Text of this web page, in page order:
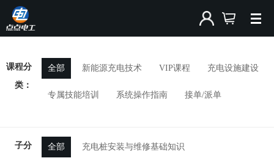
课程分
类：
全部 新能源充电技术 VIP课程 充电设施建设
专属技能培训 系统操作指南 接单/派单
子分
全部 充电桩安装与维修基础知识